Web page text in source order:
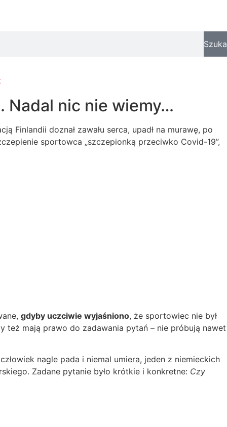
Nadal nic nie wiemy…
Finlandii doznał zawału serca, upadł na murawę, po
sportowca „szczepionką przeciwko Covid-19”,
gdyby uczciwie wyjaśniono, że sportowiec nie był
też mają prawo do zadawania pytań – nie próbują nawet
nagle pada i niemal umiera, jeden z niemieckich
Zadane pytanie było krótkie i konkretne: Czy